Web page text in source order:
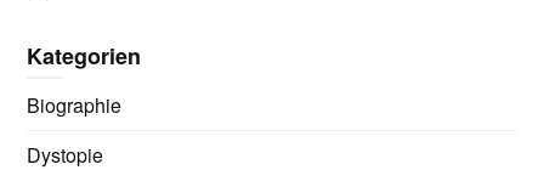
Kategorien
Biographie
Dystopie